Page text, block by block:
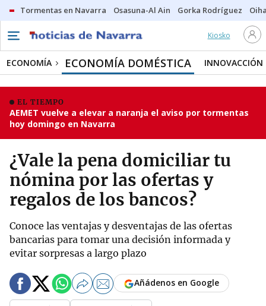
Tormentas en Navarra Osasuna-Al Ain Gorka Rodríguez
Kiosko
ECONOMÍA ECONOMÍA DOMÉSTICA INNOVACCIÓN
EL TIEMPO
AEMET vuelve a elevar a naranja el aviso por tormentas
hoy domingo en Navarra
¿Vale la pena domiciliar tu
nómina por las ofertas y
regalos de los bancos?
Conoce las ventajas y desventajas de las ofertas
bancarias para tomar una decisión informada y
evitar sorpresas a largo plazo
Añádenos en Google